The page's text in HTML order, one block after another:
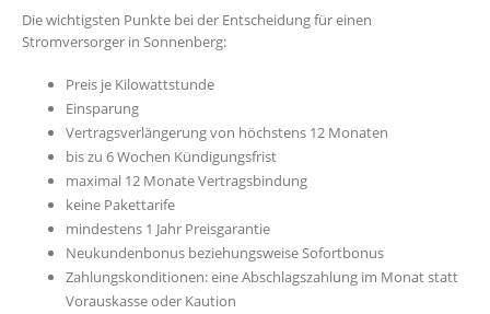
Die wichtigsten Punkte bei der Entscheidung für einen
Stromversorger in Sonnenberg:
Preis je Kilowattstunde
Einsparung
Vertragsverlängerung von höchstens 12 Monaten
bis zu 6 Wochen Kündigungsfrist
maximal 12 Monate Vertragsbindung
keine Pakettarife
mindestens 1 Jahr Preisgarantie
Neukundenbonus beziehungsweise Sofortbonus
Zahlungskonditionen: eine Abschlagszahlung im Monat statt
Vorauskasse oder Kaution